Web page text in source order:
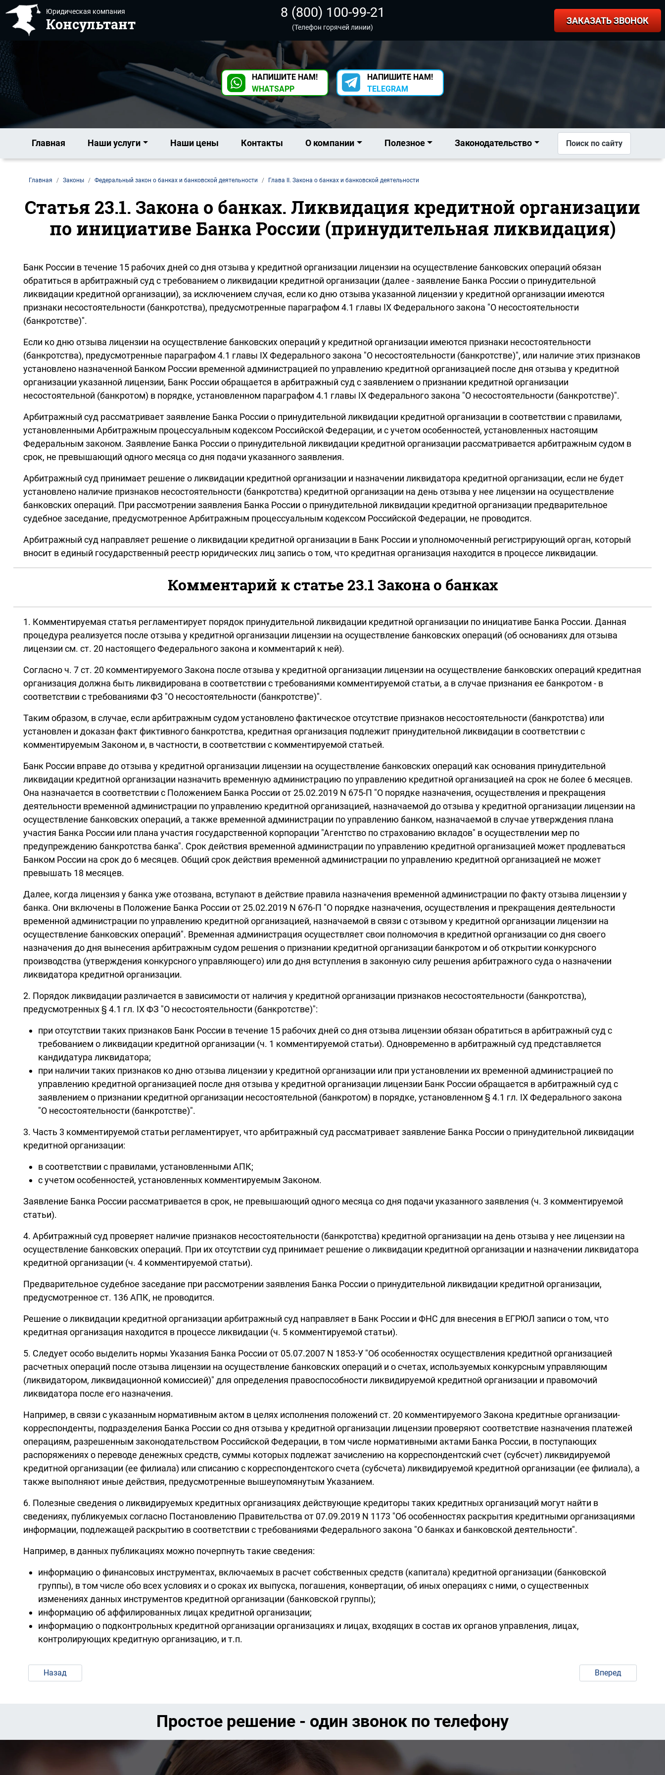
Юридическая компания
Консультант
8 (800) 100-99-21
(Телефон горячей линии)
ЗАКАЗАТЬ ЗВОНОК
НАПИШИТЕ НАМ!
WHATSAPP
НАПИШИТЕ НАМ!
TELEGRAM
Главная Наши услуги Наши цены Контакты О компании Полезное Законодательство Поиск по сайту
Главная Законы Федеральный закон о банках и банковской деятельности Глава II. Закона о банках и банковской деятельности
Статья 23.1. Закона о банках. Ликвидация кредитной организации
по инициативе Банка России (принудительная ликвидация)
Банк России в течение 15 рабочих дней со дня отзыва у кредитной организации лицензии на осуществление банковских операций обязан
обратиться в арбитражный суд с требованием о ликвидации кредитной организации (далее - заявление Банка России о принудительной
ликвидации кредитной организации), за исключением случая, если ко дню отзыва указанной лицензии у кредитной организации имеются
признаки несостоятельности (банкротства), предусмотренные параграфом 4.1 главы IX Федерального закона "О несостоятельности
(банкротстве)".
Если ко дню отзыва лицензии на осуществление банковских операций у кредитной организации имеются признаки несостоятельности
(банкротства), предусмотренные параграфом 4.1 главы IX Федерального закона "О несостоятельности (банкротстве)", или наличие этих признаков
установлено назначенной Банком России временной администрацией по управлению кредитной организацией после дня отзыва у кредитной
организации указанной лицензии, Банк России обращается в арбитражный суд с заявлением о признании кредитной организации
несостоятельной (банкротом) в порядке, установленном параграфом 4.1 главы IX Федерального закона "О несостоятельности (банкротстве)".
Арбитражный суд рассматривает заявление Банка России о принудительной ликвидации кредитной организации в соответствии с правилами,
установленными Арбитражным процессуальным кодексом Российской Федерации, и с учетом особенностей, установленных настоящим
Федеральным законом. Заявление Банка России о принудительной ликвидации кредитной организации рассматривается арбитражным судом в
срок, не превышающий одного месяца со дня подачи указанного заявления.
Арбитражный суд принимает решение о ликвидации кредитной организации и назначении ликвидатора кредитной организации, если не будет
установлено наличие признаков несостоятельности (банкротства) кредитной организации на день отзыва у нее лицензии на осуществление
банковских операций. При рассмотрении заявления Банка России о принудительной ликвидации кредитной организации предварительное
судебное заседание, предусмотренное Арбитражным процессуальным кодексом Российской Федерации, не проводится.
Арбитражный суд направляет решение о ликвидации кредитной организации в Банк России и уполномоченный регистрирующий орган, который
вносит в единый государственный реестр юридических лиц запись о том, что кредитная организация находится в процессе ликвидации.
Комментарий к статье 23.1 Закона о банках
1. Комментируемая статья регламентирует порядок принудительной ликвидации кредитной организации по инициативе Банка России. Данная
процедура реализуется после отзыва у кредитной организации лицензии на осуществление банковских операций (об основаниях для отзыва
лицензии см. ст. 20 настоящего Федерального закона и комментарий к ней).
Согласно ч. 7 ст. 20 комментируемого Закона после отзыва у кредитной организации лицензии на осуществление банковских операций кредитная
организация должна быть ликвидирована в соответствии с требованиями комментируемой статьи, а в случае признания ее банкротом - в
соответствии с требованиями ФЗ "О несостоятельности (банкротстве)".
Таким образом, в случае, если арбитражным судом установлено фактическое отсутствие признаков несостоятельности (банкротства) или
установлен и доказан факт фиктивного банкротства, кредитная организация подлежит принудительной ликвидации в соответствии с
комментируемым Законом и, в частности, в соответствии с комментируемой статьей.
Банк России вправе до отзыва у кредитной организации лицензии на осуществление банковских операций как основания принудительной
ликвидации кредитной организации назначить временную администрацию по управлению кредитной организацией на срок не более 6 месяцев.
Она назначается в соответствии с Положением Банка России от 25.02.2019 N 675-П "О порядке назначения, осуществления и прекращения
деятельности временной администрации по управлению кредитной организацией, назначаемой до отзыва у кредитной организации лицензии на
осуществление банковских операций, а также временной администрации по управлению банком, назначаемой в случае утверждения плана
участия Банка России или плана участия государственной корпорации "Агентство по страхованию вкладов" в осуществлении мер по
предупреждению банкротства банка". Срок действия временной администрации по управлению кредитной организацией может продлеваться
Банком России на срок до 6 месяцев. Общий срок действия временной администрации по управлению кредитной организацией не может
превышать 18 месяцев.
Далее, когда лицензия у банка уже отозвана, вступают в действие правила назначения временной администрации по факту отзыва лицензии у
банка. Они включены в Положение Банка России от 25.02.2019 N 676-П "О порядке назначения, осуществления и прекращения деятельности
временной администрации по управлению кредитной организацией, назначаемой в связи с отзывом у кредитной организации лицензии на
осуществление банковских операций". Временная администрация осуществляет свои полномочия в кредитной организации со дня своего
назначения до дня вынесения арбитражным судом решения о признании кредитной организации банкротом и об открытии конкурсного
производства (утверждения конкурсного управляющего) или до дня вступления в законную силу решения арбитражного суда о назначении
ликвидатора кредитной организации.
2. Порядок ликвидации различается в зависимости от наличия у кредитной организации признаков несостоятельности (банкротства),
предусмотренных § 4.1 гл. IX ФЗ "О несостоятельности (банкротстве)":
при отсутствии таких признаков Банк России в течение 15 рабочих дней со дня отзыва лицензии обязан обратиться в арбитражный суд с
требованием о ликвидации кредитной организации (ч. 1 комментируемой статьи). Одновременно в арбитражный суд представляется
кандидатура ликвидатора;
при наличии таких признаков ко дню отзыва лицензии у кредитной организации или при установлении их временной администрацией по
управлению кредитной организацией после дня отзыва у кредитной организации лицензии Банк России обращается в арбитражный суд с
заявлением о признании кредитной организации несостоятельной (банкротом) в порядке, установленном § 4.1 гл. IX Федерального закона
"О несостоятельности (банкротстве)".
3. Часть 3 комментируемой статьи регламентирует, что арбитражный суд рассматривает заявление Банка России о принудительной ликвидации
кредитной организации:
в соответствии с правилами, установленными АПК;
с учетом особенностей, установленных комментируемым Законом.
Заявление Банка России рассматривается в срок, не превышающий одного месяца со дня подачи указанного заявления (ч. 3 комментируемой
статьи).
4. Арбитражный суд проверяет наличие признаков несостоятельности (банкротства) кредитной организации на день отзыва у нее лицензии на
осуществление банковских операций. При их отсутствии суд принимает решение о ликвидации кредитной организации и назначении ликвидатора
кредитной организации (ч. 4 комментируемой статьи).
Предварительное судебное заседание при рассмотрении заявления Банка России о принудительной ликвидации кредитной организации,
предусмотренное ст. 136 АПК, не проводится.
Решение о ликвидации кредитной организации арбитражный суд направляет в Банк России и ФНС для внесения в ЕГРЮЛ записи о том, что
кредитная организация находится в процессе ликвидации (ч. 5 комментируемой статьи).
5. Следует особо выделить нормы Указания Банка России от 05.07.2007 N 1853-У "Об особенностях осуществления кредитной организацией
расчетных операций после отзыва лицензии на осуществление банковских операций и о счетах, используемых конкурсным управляющим
(ликвидатором, ликвидационной комиссией)" для определения правоспособности ликвидируемой кредитной организации и правомочий
ликвидатора после его назначения.
Например, в связи с указанным нормативным актом в целях исполнения положений ст. 20 комментируемого Закона кредитные организации-
корреспонденты, подразделения Банка России со дня отзыва у кредитной организации лицензии проверяют соответствие назначения платежей
операциям, разрешенным законодательством Российской Федерации, в том числе нормативными актами Банка России, в поступающих
распоряжениях о переводе денежных средств, суммы которых подлежат зачислению на корреспондентский счет (субсчет) ликвидируемой
кредитной организации (ее филиала) или списанию с корреспондентского счета (субсчета) ликвидируемой кредитной организации (ее филиала), а
также выполняют иные действия, предусмотренные вышеупомянутым Указанием.
6. Полезные сведения о ликвидируемых кредитных организациях действующие кредиторы таких кредитных организаций могут найти в
сведениях, публикуемых согласно Постановлению Правительства от 07.09.2019 N 1173 "Об особенностях раскрытия кредитными организациями
информации, подлежащей раскрытию в соответствии с требованиями Федерального закона "О банках и банковской деятельности".
Например, в данных публикациях можно почерпнуть такие сведения:
информацию о финансовых инструментах, включаемых в расчет собственных средств (капитала) кредитной организации (банковской
группы), в том числе обо всех условиях и о сроках их выпуска, погашения, конвертации, об иных операциях с ними, о существенных
изменениях данных инструментов кредитной организации (банковской группы);
информацию об аффилированных лицах кредитной организации;
информацию о подконтрольных кредитной организации организациях и лицах, входящих в состав их органов управления, лицах,
контролирующих кредитную организацию, и т.п.
Назад Вперед
Простое решение - один звонок по телефону